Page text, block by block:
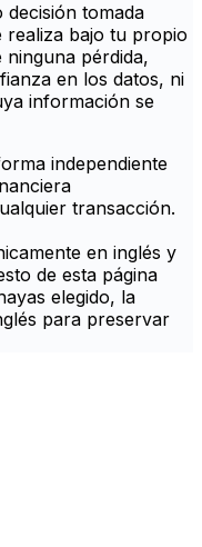
tomada
realiza bajo tu propio
ninguna pérdida,
en los datos, ni
información se
independiente
transacción.
en inglés y
de esta página
elegido, la
para preservar